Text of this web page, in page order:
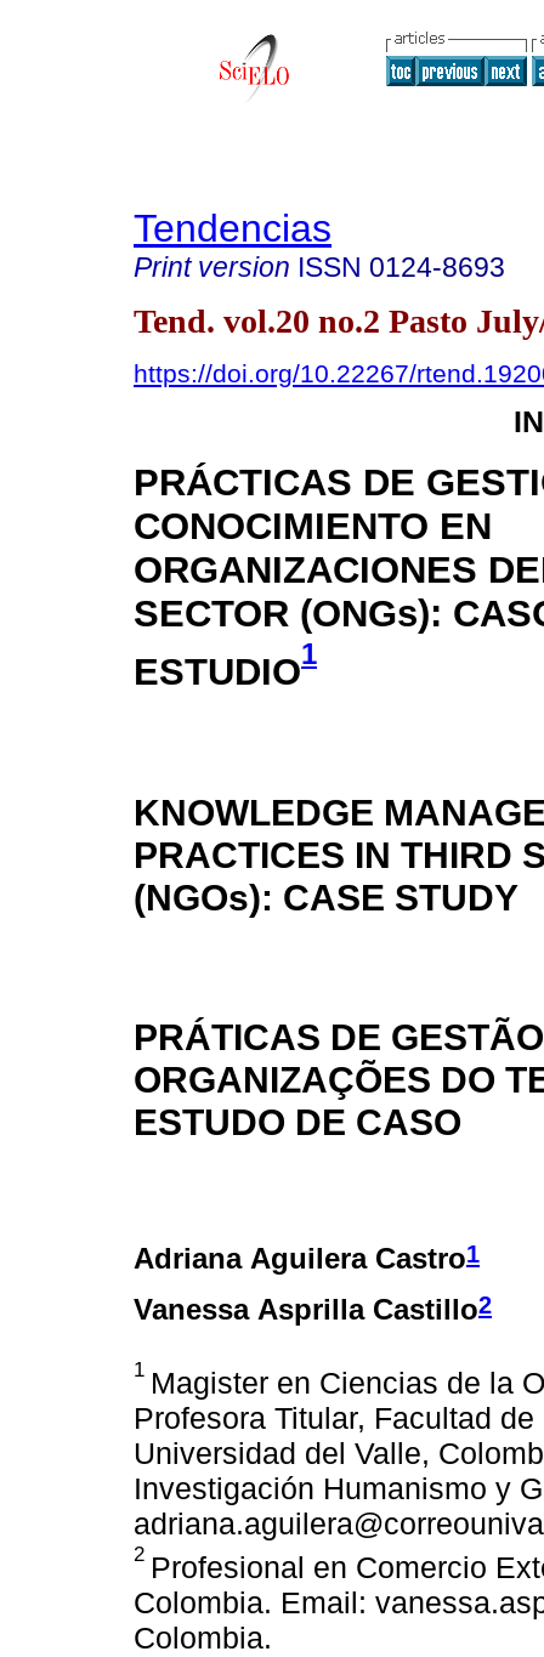
Tendencias
Print version ISSN 0124-8693
Tend. vol.20 no.2 Pasto
https://doi.org/10.22267/
PRÁCTICAS DE
CONOCIMIENTO EN
ORGANIZACIONES
SECTOR (ONGs):
ESTUDIO1
KNOWLEDGE
PRACTICES IN THIRD
(NGOs): CASE STUDY
PRÁTICAS DE
ORGANIZAÇÕES DO
ESTUDO DE CASO
Adriana Aguilera Castro1
Vanessa Asprilla Castillo2
1 Magister en Ciencias de la
Profesora Titular, Facultad
Universidad del Valle,
Investigación Humanismo y
2 Profesional en Comercio
Colombia. Email:
Colombia.